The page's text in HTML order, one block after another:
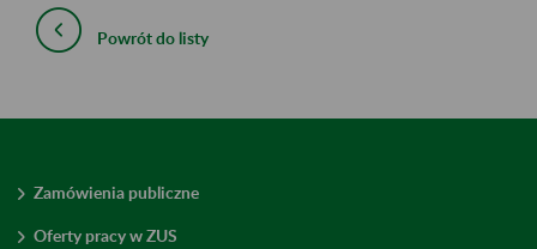
Powrót do listy
Zamówienia publiczne
Oferty pracy w ZUS